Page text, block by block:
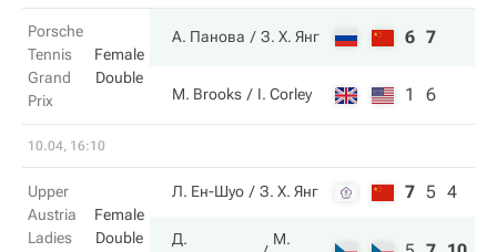
Porsche
Tennis
Grand
Prix
Female
Double
А. Панова З. Х. Янг 6 7
M. Brooks I. Corley 1 6
10.04, 16:10
Upper
Austria
Ladies
Female
Double
Л. Ен-Шуо З. Х. Янг 7 5 4
Д.
M.